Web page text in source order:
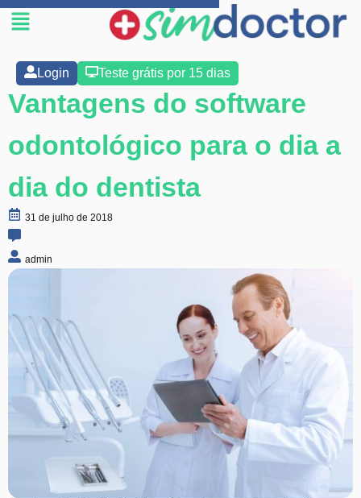
Login Teste grátis por 15 dias
Vantagens do software
odontológico para o dia a
dia do dentista
31 de julho de 2018
admin